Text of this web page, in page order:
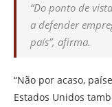
“Do ponto de
a defender
país”, afirma.
“Não por acaso,
Estados Unidos